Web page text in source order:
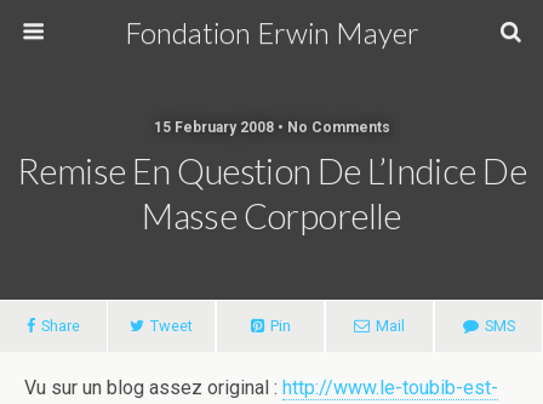
Fondation Erwin Mayer
15 February 2008 • No Comments
Remise En Question De L’Indice De
Masse Corporelle
Share Tweet Pin Mail SMS
Vu sur un blog assez original : http://www.le-toubib-est-